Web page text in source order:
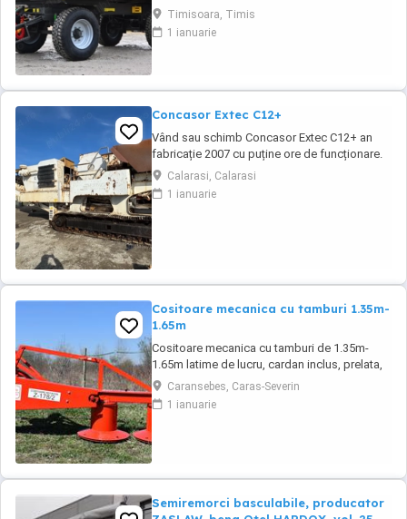
agricole și tehnologice, special concepute
pentru a răspunde nevoilor fermierilor
moderni. Toate produsele noastre sunt
în exploatare. Gama ...
Timisoara, Timis
1 ianuarie
Concasor Extec C12+
Vând sau schimb Concasor Extec C12+ an
fabricație 2007 cu puține ore de funcționare.
Calarasi, Calarasi
1 ianuarie
Cositoare mecanica cu tamburi 1.35m-
1.65m
Cositoare mecanica cu tamburi de 1.35m-
1.65m latime de lucru, cardan inclus, prelata,
cheie de cutite Transport in toate judetele
Caransebes, Caras-Severin
1 ianuarie
Semiremorci basculabile, producator